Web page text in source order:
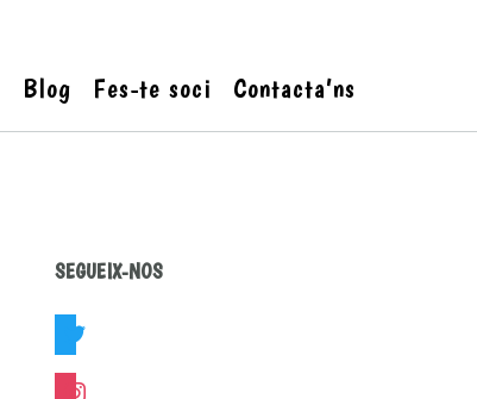
Blog Fes-te soci Contacta’ns
SEGUEIX-NOS
twitter
instagram